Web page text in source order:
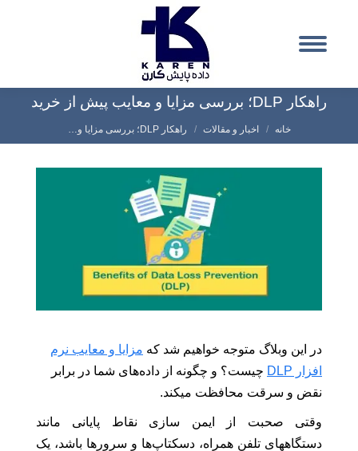
راهکار DLP؛ بررسی مزایا و معایب پیش از خرید
شما اینجا هستید:
خانه اخبار و مقالات راهکار DLP؛ بررسی مزایا و…
در این وبلاگ متوجه خواهیم شد که مزایا و معایب نرم
افزار DLP
چیست؟ و چگونه از داده‌های شما در برابر
نقض و سرقت محافظت میکند.
وقتی صحبت از ایمن سازی نقاط پایانی مانند
دستگاههای تلفن همراه، دسکتاپ‌ها و سرورها باشد، یک